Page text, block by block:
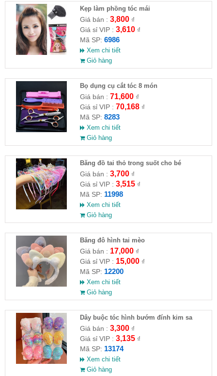
Kẹp làm phồng tóc mái
Giá bán : 3,800₫
Giá sỉ VIP : 3,610₫
Mã SP: 6986
Xem chi tiết
Giỏ hàng
Bọ dụng cụ cắt tóc 8 món
Giá bán : 71,600₫
Giá sỉ VIP : 70,168₫
Mã SP: 8283
Xem chi tiết
Giỏ hàng
Băng đồ tai thỏ trong suốt cho bé
Giá bán : 3,700₫
Giá sỉ VIP : 3,515₫
Mã SP: 11998
Xem chi tiết
Giỏ hàng
Băng đô hình tai mèo
Giá bán : 17,000₫
Giá sỉ VIP : 15,000₫
Mã SP: 12200
Xem chi tiết
Giỏ hàng
Dây buộc tóc hình bướm đính kim sa
Giá bán : 3,300₫
Giá sỉ VIP : 3,135₫
Mã SP: 13174
Xem chi tiết
Giỏ hàng